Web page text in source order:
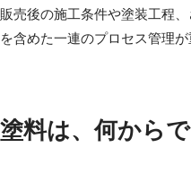
販売後の施工条件や塗装工程
を含めた一連のプロセス管理が
塗料は、何から